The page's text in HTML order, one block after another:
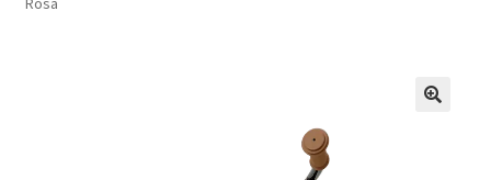
Coccolate Puericultura y Juguetería Educativa